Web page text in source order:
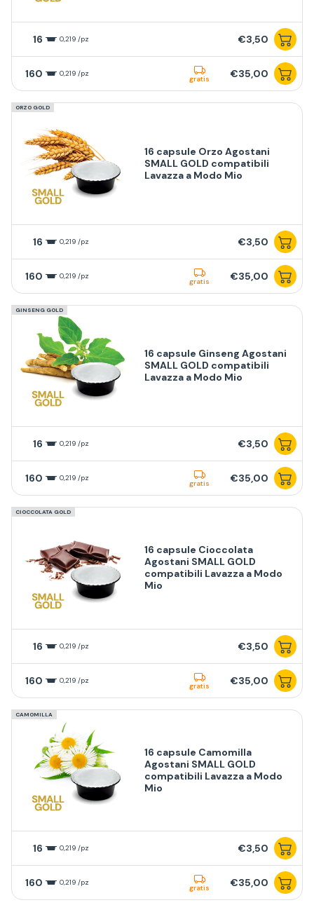
16 0,219 /pz €3,50
160 0,219 /pz
gratis €35,00
ORZO GOLD
16 capsule Orzo Agostani
SMALL GOLD compatibili
Lavazza a Modo Mio
16 0,219 /pz €3,50
160 0,219 /pz
gratis €35,00
GINSENG GOLD
16 capsule Ginseng Agostani
SMALL GOLD compatibili
Lavazza a Modo Mio
16 0,219 /pz €3,50
160 0,219 /pz
gratis €35,00
CIOCCOLATA GOLD
16 capsule Cioccolata
Agostani SMALL GOLD
compatibili Lavazza a Modo
Mio
16 0,219 /pz €3,50
160 0,219 /pz
gratis €35,00
CAMOMILLA
16 capsule Camomilla
Agostani SMALL GOLD
compatibili Lavazza a Modo
Mio
16 0,219 /pz €3,50
160 0,219 /pz
gratis €35,00